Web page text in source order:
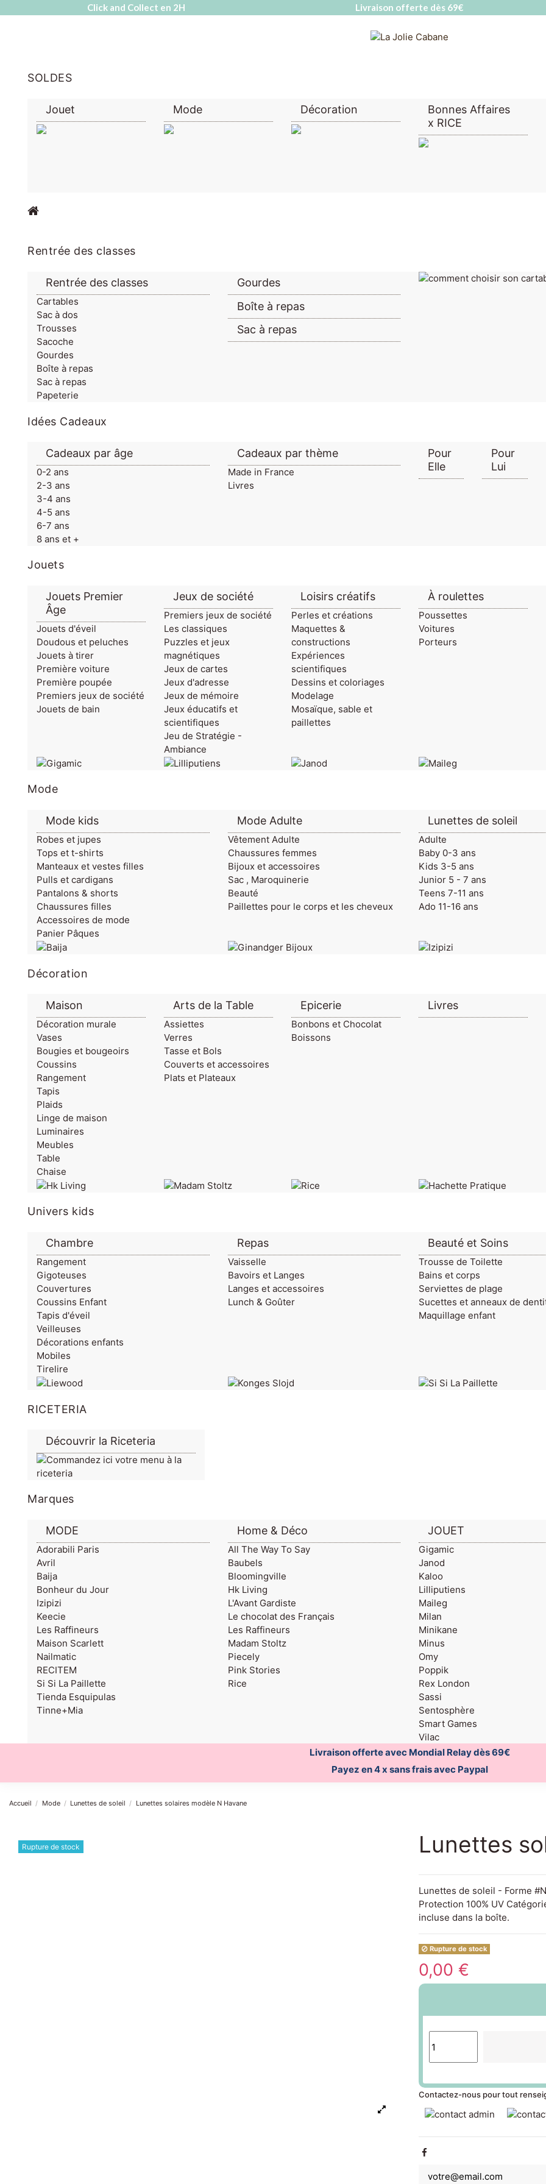
Click and Collect en 2H Livraison offerte dès 69€
SOLDES
Jouet Mode Décoration
Bonnes Affaires
x RICE
Rentrée des classes
Rentrée des classes
Cartables
Sac à dos
Trousses
Sacoche
Gourdes
Boîte à repas
Sac à repas
Papeterie
Gourdes
Boîte à repas
Sac à repas
Idées Cadeaux
Cadeaux par âge
0-2 ans
2-3 ans
3-4 ans
4-5 ans
6-7 ans
8 ans et +
Cadeaux par thème
Made in France
Livres
Pour
Elle
Pour
Lui
Jouets
Jouets Premier
Âge
Jouets d'éveil
Doudous et peluches
Jouets à tirer
Première voiture
Première poupée
Premiers jeux de société
Jouets de bain
Jeux de société
Premiers jeux de société
Les classiques
Puzzles et jeux
magnétiques
Jeux de cartes
Jeux d'adresse
Jeux de mémoire
Jeux éducatifs et
scientifiques
Jeu de Stratégie -
Ambiance
Loisirs créatifs
Perles et créations
Maquettes &
constructions
Expériences
scientifiques
Dessins et coloriages
Modelage
Mosaïque, sable et
paillettes
À roulettes
Poussettes
Voitures
Porteurs
Mode
Mode kids
Robes et jupes
Tops et t-shirts
Manteaux et vestes filles
Pulls et cardigans
Pantalons & shorts
Chaussures filles
Accessoires de mode
Panier Pâques
Mode Adulte
Vêtement Adulte
Chaussures femmes
Bijoux et accessoires
Sac , Maroquinerie
Beauté
Paillettes pour le corps et les cheveux
Lunettes de soleil
Adulte
Baby 0-3 ans
Kids 3-5 ans
Junior 5 - 7 ans
Teens 7-11 ans
Ado 11-16 ans
Décoration
Maison
Décoration murale
Vases
Bougies et bougeoirs
Coussins
Rangement
Tapis
Plaids
Linge de maison
Luminaires
Meubles
Table
Chaise
Arts de la Table
Assiettes
Verres
Tasse et Bols
Couverts et accessoires
Plats et Plateaux
Epicerie
Bonbons et Chocolat
Boissons
Livres
Univers kids
Chambre
Rangement
Gigoteuses
Couvertures
Coussins Enfant
Tapis d'éveil
Veilleuses
Décorations enfants
Mobiles
Tirelire
Repas
Vaisselle
Bavoirs et Langes
Langes et accessoires
Lunch & Goûter
Beauté et Soins
Trousse de Toilette
Bains et corps
Serviettes de plage
Sucettes et anneaux de
Maquillage enfant
RICETERIA
Découvrir la Riceteria
Marques
MODE
Adorabili Paris
Avril
Baija
Bonheur du Jour
Izipizi
Keecie
Les Raffineurs
Maison Scarlett
Nailmatic
RECITEM
Si Si La Paillette
Tienda Esquipulas
Tinne+Mia
Home & Déco
All The Way To Say
Baubels
Bloomingville
Hk Living
L'Avant Gardiste
Le chocolat des Français
Les Raffineurs
Madam Stoltz
Piecely
Pink Stories
Rice
JOUET
Gigamic
Janod
Kaloo
Lilliputiens
Maileg
Milan
Minikane
Minus
Omy
Poppik
Rex London
Sassi
Sentosphère
Smart Games
Vilac
Livraison offerte avec Mondial Relay dès 69€
Payez en 4 x sans frais avec Paypal
Accueil Mode Lunettes de soleil Lunettes solaires modèle N Havane
Rupture de stock Lunettes
Lunettes de soleil - Forme
Protection 100% UV
incluse dans la boîte.
Rupture de stock
0,00 €
Contactez-nous pour tout